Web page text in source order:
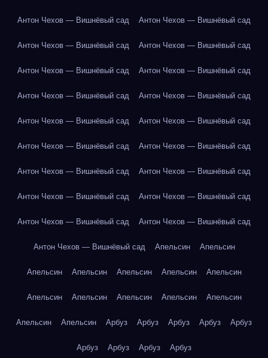
Антон Чехов — Вишнёвый сад Антон Чехов — Вишнёвый сад
Антон Чехов — Вишнёвый сад Антон Чехов — Вишнёвый сад
Антон Чехов — Вишнёвый сад Антон Чехов — Вишнёвый сад
Антон Чехов — Вишнёвый сад Антон Чехов — Вишнёвый сад
Антон Чехов — Вишнёвый сад Антон Чехов — Вишнёвый сад
Антон Чехов — Вишнёвый сад Антон Чехов — Вишнёвый сад
Антон Чехов — Вишнёвый сад Антон Чехов — Вишнёвый сад
Антон Чехов — Вишнёвый сад Антон Чехов — Вишнёвый сад
Антон Чехов — Вишнёвый сад Антон Чехов — Вишнёвый сад
Антон Чехов — Вишнёвый сад Апельсин Апельсин
Апельсин Апельсин Апельсин Апельсин Апельсин
Апельсин Апельсин Апельсин Апельсин Апельсин
Апельсин Апельсин Арбуз Арбуз Арбуз Арбуз Арбуз
Арбуз Арбуз Арбуз Арбуз